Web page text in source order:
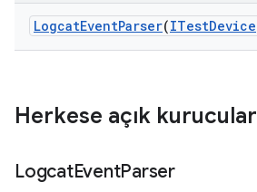
LogcatEventParser(ITestDevice
Herkese açık kurucular
LogcatEventParser